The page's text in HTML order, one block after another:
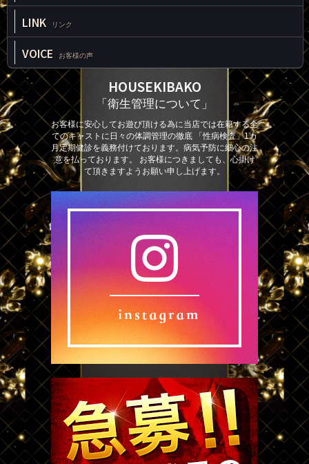
LINK リンク
VOICE お客様の声
HOUSEKIBAKO
「衛生管理について」
お客様に安心してお遊び頂ける為に当店では在籍する全
てのキャストに日々の体調管理の徹底 「性病検査」1カ
月定期健診を義務付けております。病気予防に細心の注
意を払っております。 お客様につきましても、心掛け
て頂きますようお願い申し上げます。